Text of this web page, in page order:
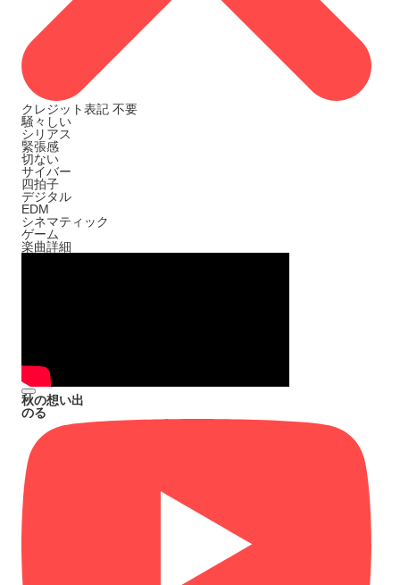
クレジット表記 不要
騒々しい
シリアス
緊張感
切ない
サイバー
四拍子
デジタル
EDM
シネマティック
ゲーム
楽曲詳細
秋の想い出
のる